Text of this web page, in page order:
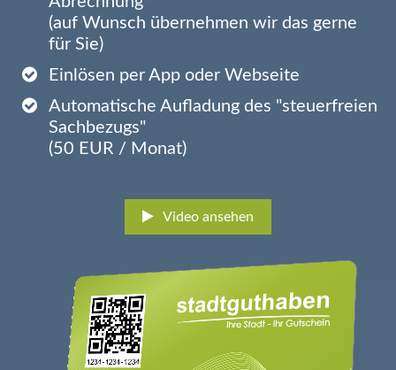
(auf Wunsch übernehmen wir das gerne
für Sie)
Einlösen per App oder Webseite
Automatische Aufladung des "steuerfreien
Sachbezugs"
(50 EUR / Monat)
Video ansehen